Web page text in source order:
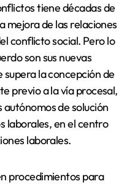
tiene décadas de
de las relaciones
conflicto social. Pero lo
son sus nuevas
supera la concepción de
previo a la vía procesal,
de solución
laborales, en el centro
laborales.
procedimientos para